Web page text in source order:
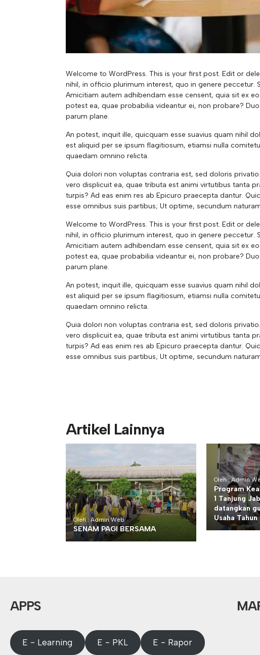
Welcome to WordPress. This is your first post. Edit or
nihil, in officio plurimum interest, quo in genere peccetur.
Amicitiam autem adhibendam esse censent, quia sit ex
potest ea, quae probabilia videantur ei, non probare?
parum plane.
An potest, inquit ille, quicquam esse suavius quam nihil
est aliquid per se ipsum flagitiosum, etiamsi nulla
quaedam omnino relicta.
Quia dolori non voluptas contraria est, sed doloris
vero displicuit ea, quae tributa est animi virtutibus tanta
turpis? Ad eas enim res ab Epicuro praecepta dantur.
esse omnibus suis partibus; Ut optime, secundum
Welcome to WordPress. This is your first post. Edit or
nihil, in officio plurimum interest, quo in genere peccetur.
Amicitiam autem adhibendam esse censent, quia sit ex
potest ea, quae probabilia videantur ei, non probare?
parum plane.
An potest, inquit ille, quicquam esse suavius quam nihil
est aliquid per se ipsum flagitiosum, etiamsi nulla
quaedam omnino relicta.
Quia dolori non voluptas contraria est, sed doloris
vero displicuit ea, quae tributa est animi virtutibus tanta
turpis? Ad eas enim res ab Epicuro praecepta dantur.
esse omnibus suis partibus; Ut optime, secundum
Artikel Lainnya
Oleh : Admin Web
SENAM PAGI BERSAMA
Oleh : Admin
Program
1 Tanjung
datangkan
Usaha
APPS
E - Learning E - PKL E - Rapor